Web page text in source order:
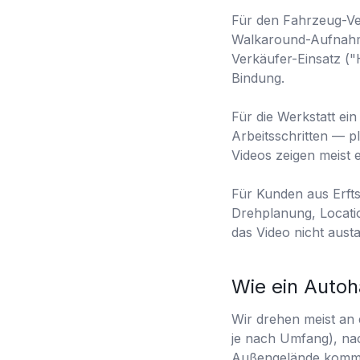
Für den Fahrzeug-
Walkaround-
Verkäufer-Einsatz
Bindung.
Für die Werkstatt
Arbeitsschritten —
Videos zeigen meist
Für Kunden aus
Drehplanung,
das Video nicht
Wie ein
Wir drehen meist
je nach Umfang),